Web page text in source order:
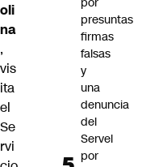
oli
na
,
vis
ita
el
Se
rvi
presuntas
firmas
falsas
y
una
denuncia
del
Servel
por